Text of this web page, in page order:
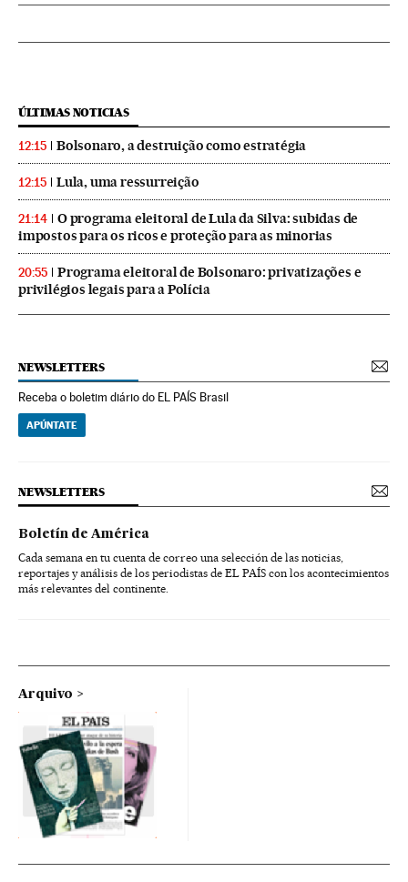
ÚLTIMAS NOTICIAS
12:15 Bolsonaro, a destruição como estratégia
12:15 Lula, uma ressurreição
21:14
O programa eleitoral de Lula da Silva: subidas de
impostos para os ricos e proteção para as minorias
20:55
Programa eleitoral de Bolsonaro: privatizações e
privilégios legais para a Polícia
NEWSLETTERS
Receba o boletim diário do EL PAÍS Brasil
APÚNTATE
NEWSLETTERS
Boletín de América
Cada semana en tu cuenta de correo una selección de las noticias,
reportajes y análisis de los periodistas de EL PAÍS con los acontecimientos
más relevantes del continente.
Arquivo